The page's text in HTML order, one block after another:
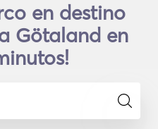
en destino
Götaland en